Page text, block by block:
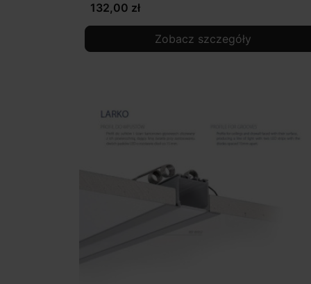
132,00 zł
Zobacz szczegóły